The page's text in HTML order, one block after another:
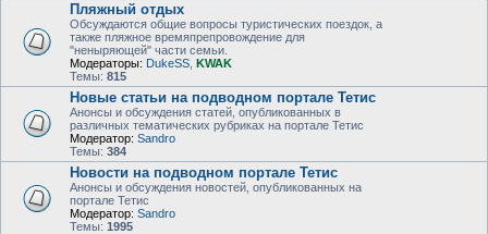
Пляжный отдых
Обсуждаются общие вопросы туристических поездок, а
также пляжное времяпрепровождение для
"неныряющей" части семьи.
Модераторы: DukeSS KWAK
Темы: 815
Новые статьи на подводном портале Тетис
Анонсы и обсуждения статей, опубликованных в
различных тематических рубриках на портале Тетис
Модератор: Sandro
Темы: 384
Новости на подводном портале Тетис
Анонсы и обсуждения новостей, опубликованных на
портале Тетис
Модератор: Sandro
Темы: 1995